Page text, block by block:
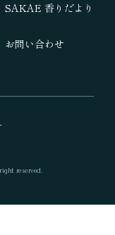
SAKAE 香りだより
お問い合わせ
reserved.